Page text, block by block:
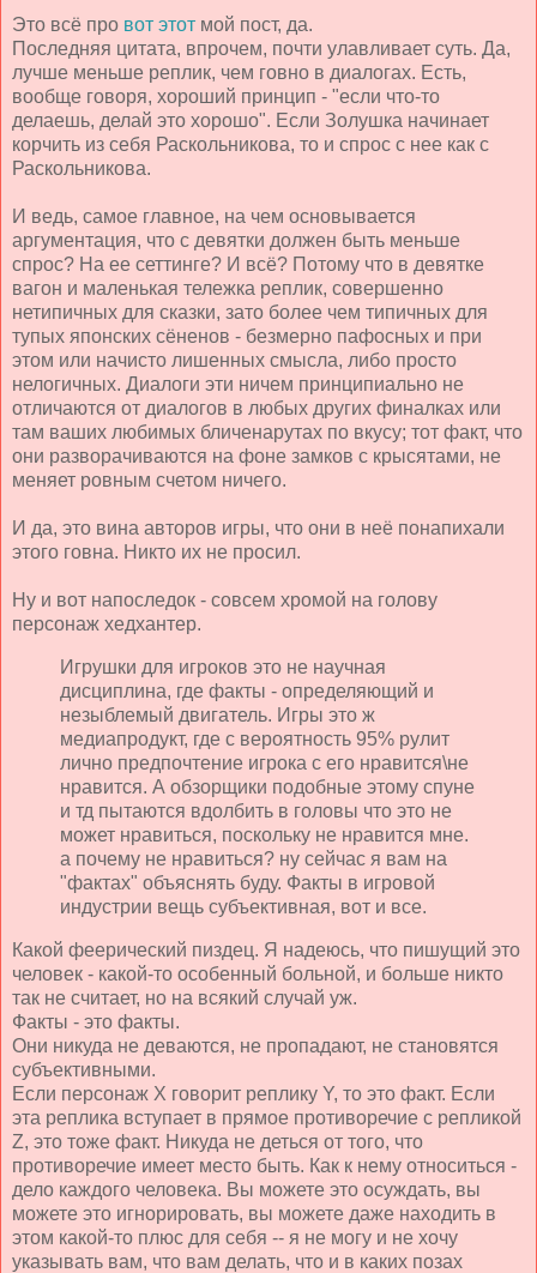
Это всё про вот этот мой пост, да.
Последняя цитата, впрочем, почти улавливает суть. Да,
лучше меньше реплик, чем говно в диалогах. Есть,
вообще говоря, хороший принцип - "если что-то
делаешь, делай это хорошо". Если Золушка начинает
корчить из себя Раскольникова, то и спрос с нее как с
Раскольникова.
И ведь, самое главное, на чем основывается
аргументация, что с девятки должен быть меньше
спрос? На ее сеттинге? И всё? Потому что в девятке
вагон и маленькая тележка реплик, совершенно
нетипичных для сказки, зато более чем типичных для
тупых японских сёненов - безмерно пафосных и при
этом или начисто лишенных смысла, либо просто
нелогичных. Диалоги эти ничем принципиально не
отличаются от диалогов в любых других финалках или
там ваших любимых бличенарутах по вкусу; тот факт, что
они разворачиваются на фоне замков с крысятами, не
меняет ровным счетом ничего.
И да, это вина авторов игры, что они в неё понапихали
этого говна. Никто их не просил.
Ну и вот напоследок - совсем хромой на голову
персонаж хедхантер.
Игрушки для игроков это не научная
дисциплина, где факты - определяющий и
незыблемый двигатель. Игры это ж
медиапродукт, где с вероятность 95% рулит
лично предпочтение игрока с его нравится\не
нравится. А обзорщики подобные этому спуне
и тд пытаются вдолбить в головы что это не
может нравиться, поскольку не нравится мне.
а почему не нравиться? ну сейчас я вам на
"фактах" объяснять буду. Факты в игровой
индустрии вещь субъективная, вот и все.
Какой феерический пиздец. Я надеюсь, что пишущий это
человек - какой-то особенный больной, и больше никто
так не считает, но на всякий случай уж.
Факты - это факты.
Они никуда не деваются, не пропадают, не становятся
субъективными.
Если персонаж Х говорит реплику Y, то это факт. Если
эта реплика вступает в прямое противоречие с репликой
Z, это тоже факт. Никуда не деться от того, что
противоречие имеет место быть. Как к нему относиться -
дело каждого человека. Вы можете это осуждать, вы
можете это игнорировать, вы можете даже находить в
этом какой-то плюс для себя -- я не могу и не хочу
указывать вам, что вам делать, что и в каких позах